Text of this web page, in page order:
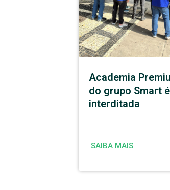
Academia
do grupo Smart é
interditada
SAIBA MAIS